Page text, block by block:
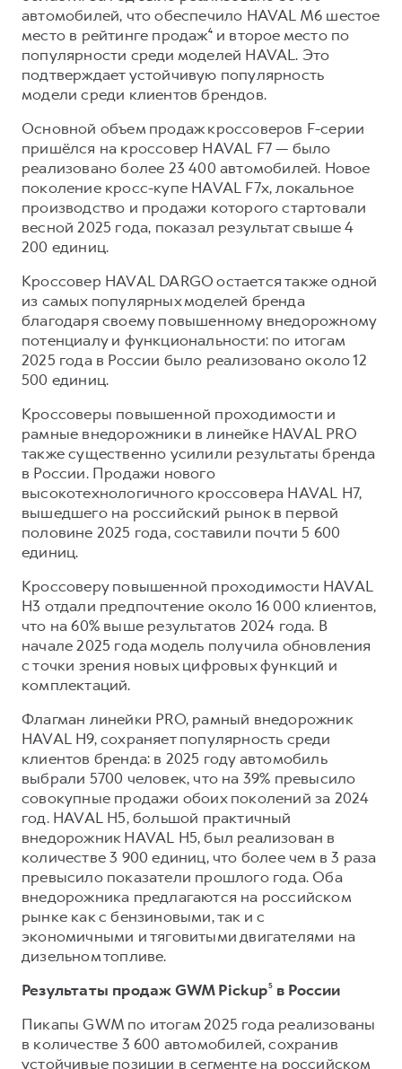
автомобилей, что обеспечило HAVAL M6 шестое
место в рейтинге продаж⁴ и второе место по
популярности среди моделей HAVAL. Это
подтверждает устойчивую популярность
модели среди клиентов брендов.
Основной объем продаж кроссоверов F-серии
пришёлся на кроссовер HAVAL F7 — было
реализовано более 23 400 автомобилей. Новое
поколение кросс-купе HAVAL F7x, локальное
производство и продажи которого стартовали
весной 2025 года, показал результат свыше 4
200 единиц.
Кроссовер HAVAL DARGO остается также одной
из самых популярных моделей бренда
благодаря своему повышенному внедорожному
потенциалу и функциональности: по итогам
2025 года в России было реализовано около 12
500 единиц.
Кроссоверы повышенной проходимости и
рамные внедорожники в линейке HAVAL PRO
также существенно усилили результаты бренда
в России. Продажи нового
высокотехнологичного кроссовера HAVAL H7,
вышедшего на российский рынок в первой
половине 2025 года, составили почти 5 600
единиц.
Кроссоверу повышенной проходимости HAVAL
H3 отдали предпочтение около 16 000 клиентов,
что на 60% выше результатов 2024 года. В
начале 2025 года модель получила обновления
с точки зрения новых цифровых функций и
комплектаций.
Флагман линейки PRO, рамный внедорожник
HAVAL H9, сохраняет популярность среди
клиентов бренда: в 2025 году автомобиль
выбрали 5700 человек, что на 39% превысило
совокупные продажи обоих поколений за 2024
год. HAVAL H5, большой практичный
внедорожник HAVAL H5, был реализован в
количестве 3 900 единиц, что более чем в 3 раза
превысило показатели прошлого года. Оба
внедорожника предлагаются на российском
рынке как с бензиновыми, так и с
экономичными и тяговитыми двигателями на
дизельном топливе.
Результаты продаж GWM Pickup⁵ в России
Пикапы GWM по итогам 2025 года реализованы
в количестве 3 600 автомобилей, сохранив
устойчивые позиции в сегменте на российском